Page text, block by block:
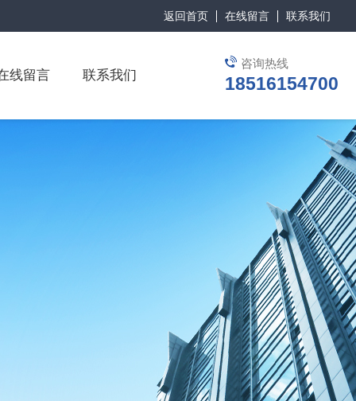
返回首页 在线留言 联系我们
咨询热线
18516154700
线留言 联系我们